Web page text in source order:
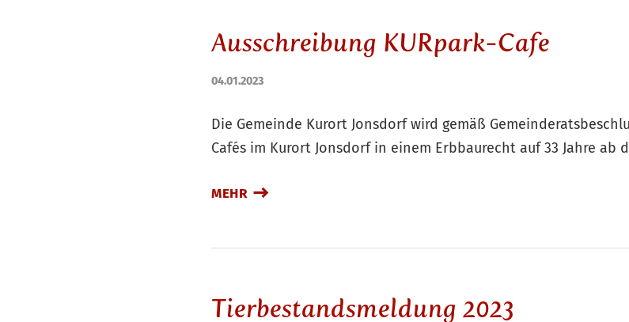
Ausschreibung KURpark-Cafe
04.01.2023
Die Gemeinde Kurort Jonsdorf wird gemäß
Cafés im Kurort Jonsdorf in einem Erbbaurecht auf 33 Jahre ab
MEHR
Tierbestandsmeldung 2023